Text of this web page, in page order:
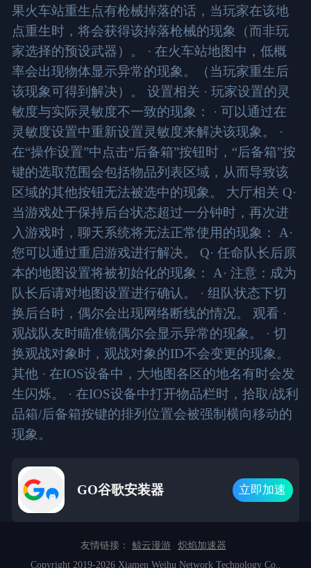
果火车站重生点有枪械掉落的话，当玩家在该地
点重生时，将会获得该掉落枪械的现象（而非玩
家选择的预设武器）。 · 在火车站地图中，低概
率会出现物体显示异常的现象。（当玩家重生后
该现象可得到解决）。 设置相关 · 玩家设置的灵
敏度与实际灵敏度不一致的现象： · 可以通过在
灵敏度设置中重新设置灵敏度来解决该现象。 ·
在“操作设置”中点击“后备箱”按钮时，“后备箱”按
键的选取范围会包括物品列表区域，从而导致该
区域的其他按钮无法被选中的现象。 大厅相关 Q·
当游戏处于保持后台状态超过一分钟时，再次进
入游戏时，聊天系统将无法正常使用的现象： A·
您可以通过重启游戏进行解决。 Q· 任命队长后原
本的地图设置将被初始化的现象： A· 注意：成为
队长后请对地图设置进行确认。 · 组队状态下切
换后台时，偶尔会出现网络断线的情况。 观看 ·
观战队友时瞄准镜偶尔会显示异常的现象。 · 切
换观战对象时，观战对象的ID不会变更的现象。
其他 · 在IOS设备中，大地图各区的地名有时会发
生闪烁。 · 在IOS设备中打开物品栏时，拾取/战利
品箱/后备箱按键的排列位置会被强制横向移动的
现象。
GO谷歌安装器 立即加速
友情链接： 鲸云漫游
炽焰加速器
Copyright 2019-2026 Xiamen Weihu Network Technology Co.,